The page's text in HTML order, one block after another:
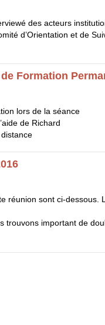
des acteurs
d’Orientation et de
Formation
lors de la séance
de Richard
réunion sont ci-
trouvons important de